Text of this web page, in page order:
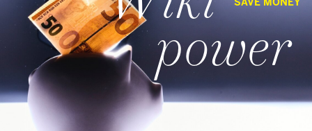
power
SAVE MONEY